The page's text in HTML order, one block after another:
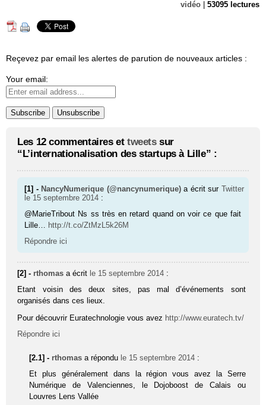
vidéo
53095 lectures
Reçevez par email les alertes de parution de nouveaux articles :
Your email:
Les 12 commentaires et tweetssur
“L’internationalisation des startups à Lille” :
[1] - NancyNumerique (@nancynumerique) a écrit sur Twitter
le 15 septembre 2014 :
@MarieTribout Ns ss très en retard quand on voir ce que fait
Lille…
http://t.co/ZtMzL5k26M
Répondre ici
[2] - rthomas a écrit le 15 septembre 2014 :
Etant voisin des deux sites, pas mal d’événements sont
organisés dans ces lieux.
Pour découvrir Euratechnologie vous avez http://www.euratech.tv/
Répondre ici
[2.1] - rthomas a répondu le 15 septembre 2014 :
Et plus généralement dans la région vous avez la Serre
Numérique de Valenciennes, le Dojoboost de Calais ou
Louvres Lens Vallée